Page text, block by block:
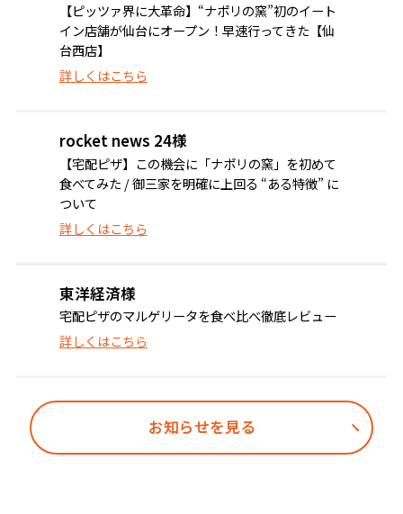
【ピッツァ界に大革命】“ナポリの窯”初のイート
イン店舗が仙台にオープン！早速行ってきた【仙
台西店】
詳しくはこちら
rocket news 24様
【宅配ピザ】この機会に「ナポリの窯」を初めて
食べてみた / 御三家を明確に上回る “ある特徴” に
ついて
詳しくはこちら
東洋経済様
宅配ピザのマルゲリータを食べ比べ徹底レビュー
詳しくはこちら
お知らせを見る